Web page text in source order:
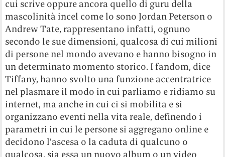
cui scrive oppure ancora quello di guru della
mascolinità incel come lo sono Jordan Peterson o
Andrew Tate, rappresentano infatti, ognuno
secondo le sue dimensioni, qualcosa di cui milioni
di persone nel mondo avevano e hanno bisogno in
un determinato momento storico. I fandom, dice
Tiffany, hanno svolto una funzione accentratrice
nel plasmare il modo in cui parliamo e ridiamo su
internet, ma anche in cui ci si mobilita e si
organizzano eventi nella vita reale, definendo i
parametri in cui le persone si aggregano online e
decidono l’ascesa o la caduta di qualcuno o
qualcosa, sia essa un nuovo album o un video